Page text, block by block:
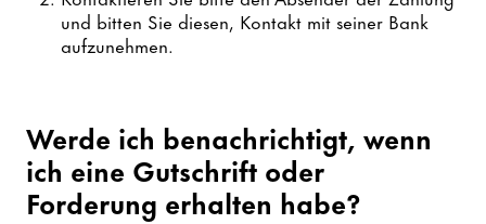
und bitten Sie diesen, Kontakt mit seiner Bank
aufzunehmen.
Werde ich benachrichtigt, wenn
ich eine Gutschrift oder
Forderung erhalten habe?